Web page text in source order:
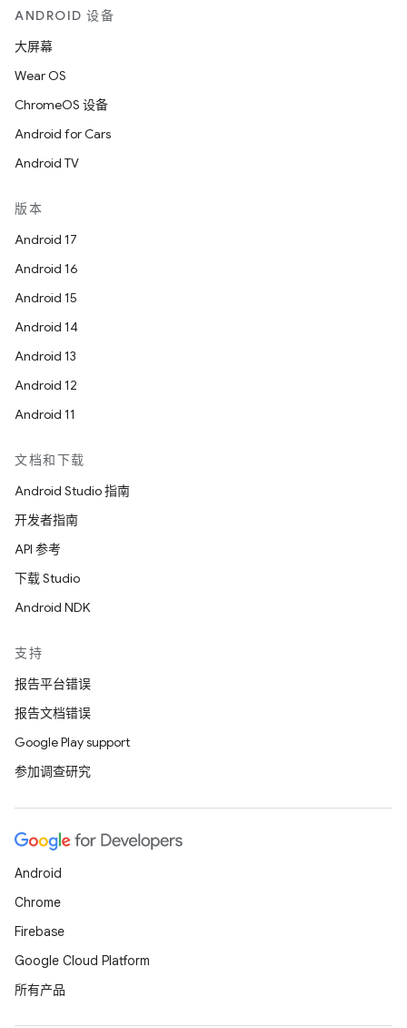
ANDROID 设备
大屏幕
Wear OS
ChromeOS 设备
Android for Cars
Android TV
版本
Android 17
Android 16
Android 15
Android 14
Android 13
Android 12
Android 11
文档和下载
Android Studio 指南
开发者指南
API 参考
下载 Studio
Android NDK
支持
报告平台错误
报告文档错误
Google Play support
参加调查研究
Android
Chrome
Firebase
Google Cloud Platform
所有产品